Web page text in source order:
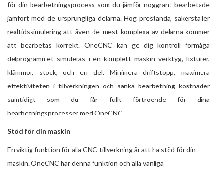
för din bearbetningsprocess som du jämför noggrant bearbetade
jämfört med de ursprungliga delarna. Hög prestanda, säkerställer
realtidssimulering att även de mest komplexa av delarna kommer
att bearbetas korrekt. OneCNC kan ge dig kontroll förmåga
delprogrammet simuleras i en komplett maskin verktyg, fixturer,
klämmor, stock, och en del. Minimera driftstopp, maximera
effektiviteten i tillverkningen och sänka bearbetning kostnader
samtidigt som du får fullt förtroende för dina
bearbetningsprocesser med OneCNC.
Stöd för din maskin
En viktig funktion för alla CNC-tillverkning är att ha stöd för din
maskin. OneCNC har denna funktion och alla vanliga